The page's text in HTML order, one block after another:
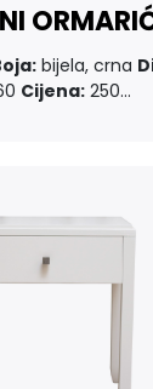
bijela, crna
Cijena:250...